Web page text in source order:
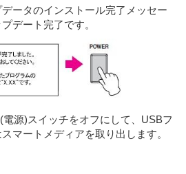
ータのインストール完了メッセー
デート完了です。
源)スイッチをオフにして、USBフ
マートメディアを取り出します。